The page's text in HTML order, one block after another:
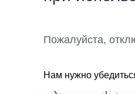
Пожалуйста,
Нам нужно